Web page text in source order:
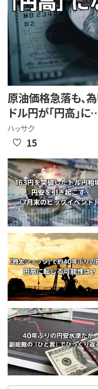
原油価格急落も、
ドル円が「円高」に
ハッサク
15